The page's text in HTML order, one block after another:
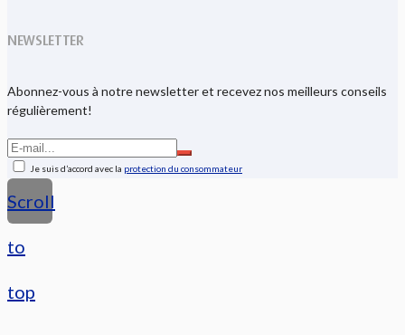
NEWSLETTER
Abonnez-vous à notre newsletter et recevez nos meilleurs conseils
régulièrement!
Je suis d’accord avec la protection du consommateur
Scroll
to
top